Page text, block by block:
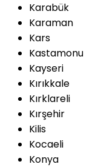
Karabük
Karaman
Kars
Kastamonu
Kayseri
Kırıkkale
Kırklareli
Kırşehir
Kilis
Kocaeli
Konya